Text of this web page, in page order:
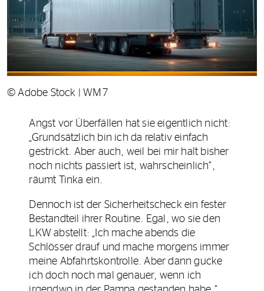
© Adobe Stock | WM7
Angst vor Überfällen hat sie eigentlich nicht:
„Grundsätzlich bin ich da relativ einfach
gestrickt. Aber auch, weil bei mir halt bisher
noch nichts passiert ist, wahrscheinlich“,
räumt Tinka ein.
Dennoch ist der Sicherheitscheck ein fester
Bestandteil ihrer Routine. Egal, wo sie den
LKW abstellt: „Ich mache abends die
Schlösser drauf und mache morgens immer
meine Abfahrtskontrolle. Aber dann gucke
ich doch noch mal genauer, wenn ich